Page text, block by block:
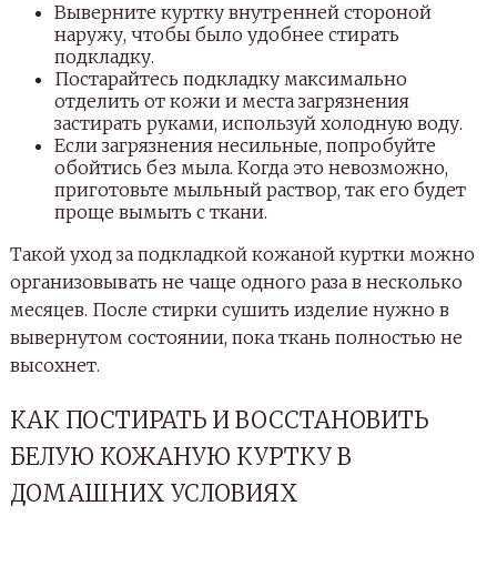
Выверните куртку внутренней стороной
наружу, чтобы было удобнее стирать
подкладку.
Постарайтесь подкладку максимально
отделить от кожи и места загрязнения
застирать руками, используй холодную воду.
Если загрязнения несильные, попробуйте
обойтись без мыла. Когда это невозможно,
приготовьте мыльный раствор, так его будет
проще вымыть с ткани.
Такой уход за подкладкой кожаной куртки можно
организовывать не чаще одного раза в несколько
месяцев. После стирки сушить изделие нужно в
вывернутом состоянии, пока ткань полностью не
высохнет.
КАК ПОСТИРАТЬ И ВОССТАНОВИТЬ
БЕЛУЮ КОЖАНУЮ КУРТКУ В
ДОМАШНИХ УСЛОВИЯХ